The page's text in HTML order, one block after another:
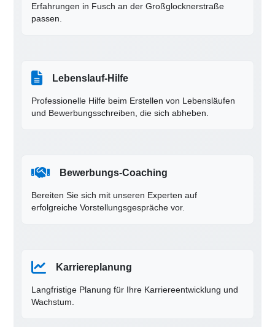
Erfahrungen in Fusch an der Großglocknerstraße
passen.
Lebenslauf-Hilfe
Professionelle Hilfe beim Erstellen von Lebensläufen
und Bewerbungsschreiben, die sich abheben.
Bewerbungs-Coaching
Bereiten Sie sich mit unseren Experten auf
erfolgreiche Vorstellungsgespräche vor.
Karriereplanung
Langfristige Planung für Ihre Karriereentwicklung und
Wachstum.